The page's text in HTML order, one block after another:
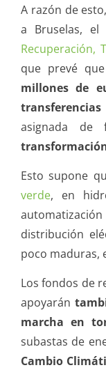
A razón de
a Bruselas,
Recuperación,
que prevé que
millones de
asignada de
Esto supone
verde, en
distribución
poco maduras,
Los fondos de
apoyarán
marcha en
subastas de
Cambio